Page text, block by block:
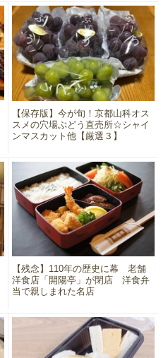
【保存版】今が旬！京都山科オス
スメの穴場ぶどう直売所☆シャイ
ンマスカット他【厳選３】
【残念】110年の歴史に幕 老舗
洋食店「開陽亭」が閉店 洋食弁
当で親しまれた名店